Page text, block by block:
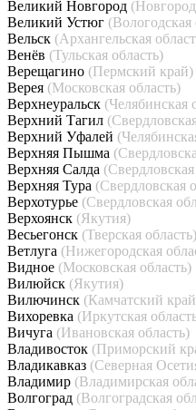
Великий Новгород
Великий Устюг (Вологодская
Вельск (Архангельская
Венёв (Тульская область)
Верещагино (Пермский край)
Верея (Московская область)
Верхнеуральск (Челябинская
Верхний Тагил
Верхний Уфалей
Верхняя Пышма
Верхняя Салда
Верхняя Тура (Свердловская
Верхотурье (Свердловская
Верхоянск (Якутия)
Весьегонск (Тверская область)
Ветлуга (Нижегородская
Видное (Московская область)
Вилюйск (Якутия)
Вилючинск (Камчатский
Вихоревка (Иркутская
Вичуга (Ивановская область)
Владивосток (Приморский
Владикавказ (Северная
Владимир (Владимирская
Волгоград (Волгоградская